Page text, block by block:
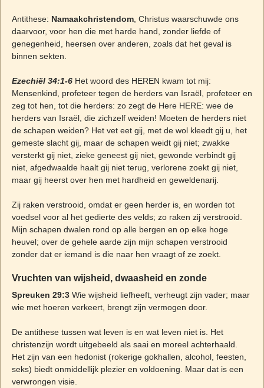
Antithese: Namaakchristendom, Christus waarschuwde ons
daarvoor, voor hen die met harde hand, zonder liefde of
genegenheid, heersen over anderen, zoals dat het geval is
binnen sekten.
Ezechiël 34:1-6Het woord des HEREN kwam tot mij:
Mensenkind, profeteer tegen de herders van Israël, profeteer en
zeg tot hen, tot die herders: zo zegt de Here HERE: wee de
herders van Israël, die zichzelf weiden! Moeten de herders niet
de schapen weiden? Het vet eet gij, met de wol kleedt gij u, het
gemeste slacht gij, maar de schapen weidt gij niet; zwakke
versterkt gij niet, zieke geneest gij niet, gewonde verbindt gij
niet, afgedwaalde haalt gij niet terug, verlorene zoekt gij niet,
maar gij heerst over hen met hardheid en geweldenarij.
Zij raken verstrooid, omdat er geen herder is, en worden tot
voedsel voor al het gedierte des velds; zo raken zij verstrooid.
Mijn schapen dwalen rond op alle bergen en op elke hoge
heuvel; over de gehele aarde zijn mijn schapen verstrooid
zonder dat er iemand is die naar hen vraagt of ze zoekt.
Vruchten van wijsheid, dwaasheid en zonde
Spreuken 29:3Wie wijsheid liefheeft, verheugt zijn vader; maar
wie met hoeren verkeert, brengt zijn vermogen door.
De antithese tussen wat leven is en wat leven niet is. Het
christenzijn wordt uitgebeeld als saai en moreel achterhaald.
Het zijn van een hedonist (rokerige gokhallen, alcohol, feesten,
seks) biedt onmiddellijk plezier en voldoening. Maar dat is een
verwrongen visie.